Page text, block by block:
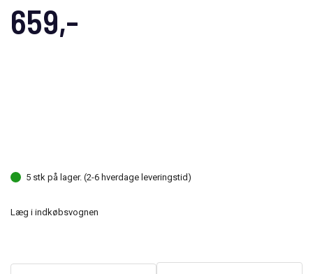
659,-
5 stk på lager. (2-6 hverdage leveringstid)
Læg i indkøbsvognen